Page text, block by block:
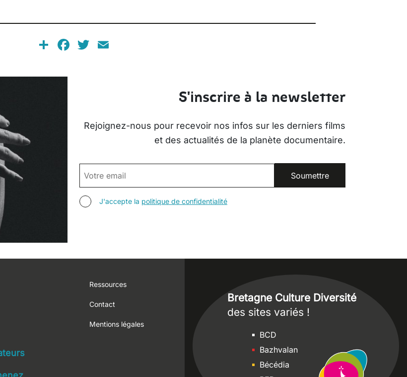
ShareFacebook
Twitter
S'inscrire à la newsletter
Rejoignez-nous pour recevoir nos infos sur les derniers films
et des actualités de la planète documentaire.
EMAIL
AGREE TERMS
J'accepte la politique de confidentialité
Footer
Ressources
Contact
Mentions légales
Bretagne Culture Diversité
des sites variés !
SitesBCD
Bazhvalan
Bécédia